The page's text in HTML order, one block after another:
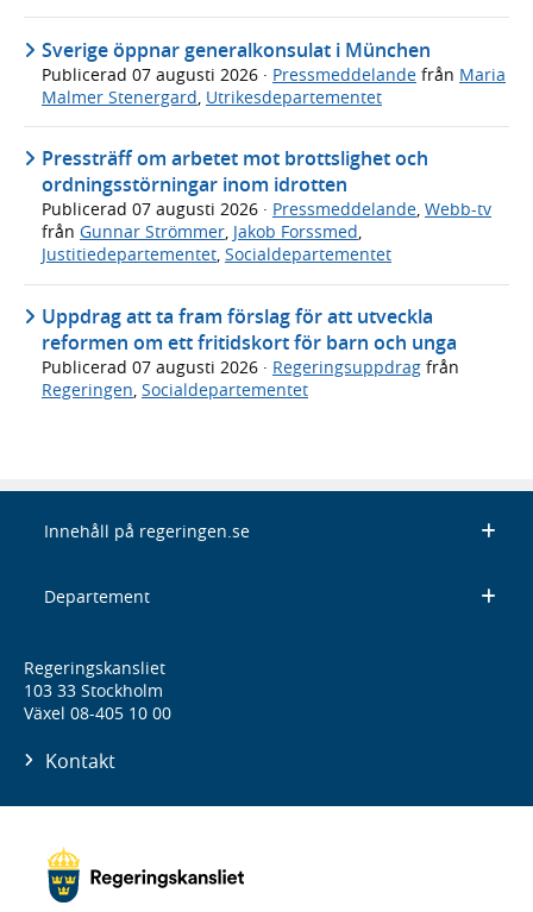
Sverige öppnar generalkonsulat i München
Publicerad 07 augusti 2026 · Pressmeddelande från Maria
Malmer Stenergard Utrikesdepartementet
Pressträff om arbetet mot brottslighet och
ordningsstörningar inom idrotten
Publicerad 07 augusti 2026 · Pressmeddelande, Webb-tv
från Gunnar Strömmer, Jakob Forssmed,
Justitiedepartementet, Socialdepartementet
Uppdrag att ta fram förslag för att utveckla
reformen om ett fritidskort för barn och unga
Publicerad 07 augusti 2026 · Regeringsuppdrag från
Regeringen, Socialdepartementet
Innehåll på regeringen.se
Departement
Regeringskansliet
103 33 Stockholm
Växel 08-405 10 00
Kontakt